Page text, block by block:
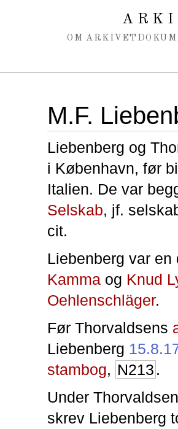
OM ARKIVET
M.F.
Liebenberg og
i København, før
Italien. De var
Selskab, jf.
cit.
Liebenberg var
Kamma og Knud
Oehlenschläger.
Før Thorvaldsens
Liebenberg
stambog, N213 .
Under
skrev Liebenberg